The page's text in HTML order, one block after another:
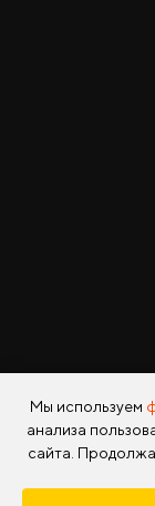
Мы используем
анализа
сайта.